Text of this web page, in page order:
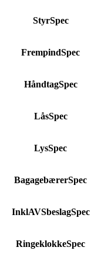
StyrSpec
FrempindSpec
HåndtagSpec
LåsSpec
LysSpec
BagagebærerSpec
InklAVSbeslagSpec
RingeklokkeSpec